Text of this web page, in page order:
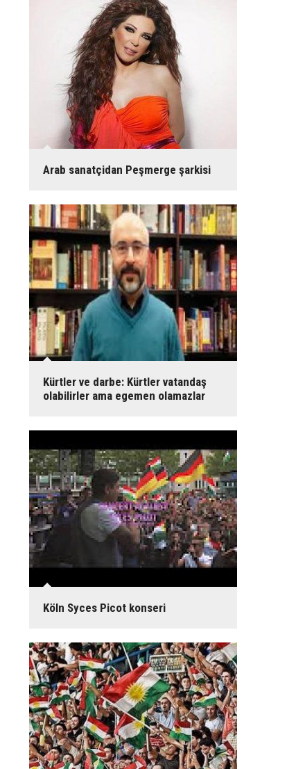
Arab sanatçidan Peşmerge şarkisi
Kürtler ve darbe: Kürtler vatandaş
olabilirler ama egemen olamazlar
Köln Syces Picot konseri